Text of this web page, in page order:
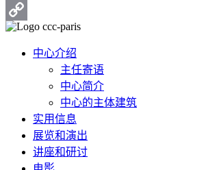
WhatsApp
Copy
Link
中心介绍
主任寄语
中心简介
中心的主体建筑
实用信息
展览和演出
讲座和研讨